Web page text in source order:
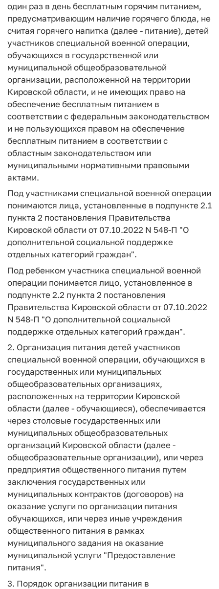
один раз в день бесплатным горячим питанием,
предусматривающим наличие горячего блюда, не
считая горячего напитка (далее - питание), детей
участников специальной военной операции,
обучающихся в государственной или
муниципальной общеобразовательной
организации, расположенной на территории
Кировской области, и не имеющих право на
обеспечение бесплатным питанием в
соответствии с федеральным законодательством
и не пользующихся правом на обеспечение
бесплатным питанием в соответствии с
областным законодательством или
муниципальными нормативными правовыми
актами.
Под участниками специальной военной операции
понимаются лица, установленные в подпункте 2.1
пункта 2 постановления Правительства
Кировской области от 07.10.2022 N 548-П "О
дополнительной социальной поддержке
отдельных категорий граждан".
Под ребенком участника специальной военной
операции понимается лицо, установленное в
подпункте 2.2 пункта 2 постановления
Правительства Кировской области от 07.10.2022
N 548-П "О дополнительной социальной
поддержке отдельных категорий граждан".
2. Организация питания детей участников
специальной военной операции, обучающихся в
государственных или муниципальных
общеобразовательных организациях,
расположенных на территории Кировской
области (далее - обучающиеся), обеспечивается
через столовые государственных или
муниципальных общеобразовательных
организаций Кировской области (далее -
общеобразовательные организации), или через
предприятия общественного питания путем
заключения государственных или
муниципальных контрактов (договоров) на
оказание услуги по организации питания
обучающихся, или через иные учреждения
общественного питания в рамках
муниципального задания на оказание
муниципальной услуги "Предоставление
питания".
3. Порядок организации питания в